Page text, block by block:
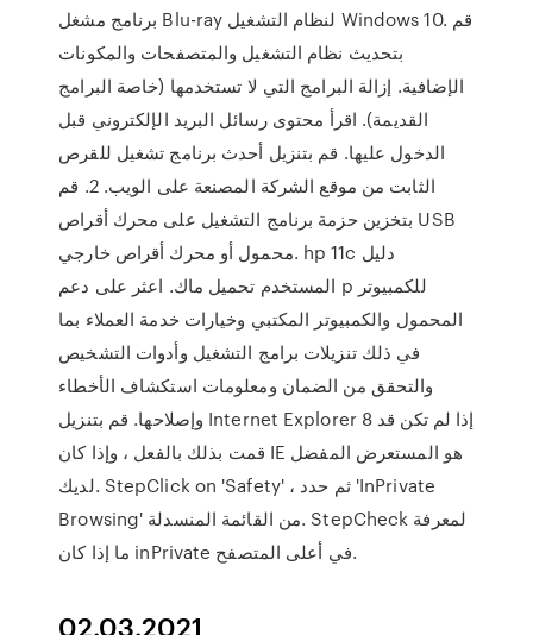
برنامج مشغل Blu-ray لنظام التشغيل Windows 10. قم
بتحديث نظام التشغيل والمتصفحات والمكونات
الإضافية. إزالة البرامج التي لا تستخدمها (خاصة البرامج
القديمة). اقرأ محتوى رسائل البريد الإلكتروني قبل
الدخول عليها. قم بتنزيل أحدث برنامج تشغيل للقرص
الثابت من موقع الشركة المصنعة على الويب. 2. قم
بتخزين حزمة برنامج التشغيل على محرك أقراص USB
محمول أو محرك أقراص خارجي. hp 11c دليل
المستخدم تحميل ماك. اعثر على دعم p للكمبيوتر
المحمول والكمبيوتر المكتبي وخيارات خدمة العملاء بما
في ذلك تنزيلات برامج التشغيل وأدوات التشخيص
والتحقق من الضمان ومعلومات استكشاف الأخطاء
وإصلاحها. قم بتنزيل Internet Explorer 8 إذا لم تكن قد
قمت بذلك بالفعل ، وإذا كان IE هو المستعرض المفضل
لديك. StepClick on 'Safety' ، ثم حدد 'InPrivate
Browsing' من القائمة المنسدلة. StepCheck لمعرفة
ما إذا كان inPrivate في أعلى المتصفح.
02.03.2021